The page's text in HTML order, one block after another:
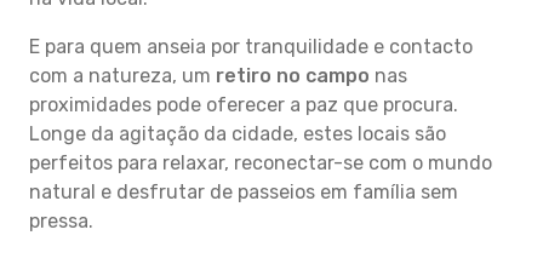
E para quem anseia por tranquilidade e contacto
com a natureza, um retiro no campo nas
proximidades pode oferecer a paz que procura.
Longe da agitação da cidade, estes locais são
perfeitos para relaxar, reconectar-se com o mundo
natural e desfrutar de passeios em família sem
pressa.